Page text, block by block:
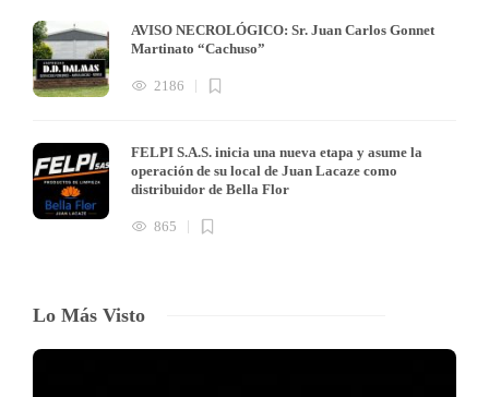
AVISO NECROLÓGICO: Sr. Juan Carlos Gonnet
Martinato “Cachuso”
2186
FELPI S.A.S. inicia una nueva etapa y asume la
operación de su local de Juan Lacaze como
distribuidor de Bella Flor
865
Lo Más Visto